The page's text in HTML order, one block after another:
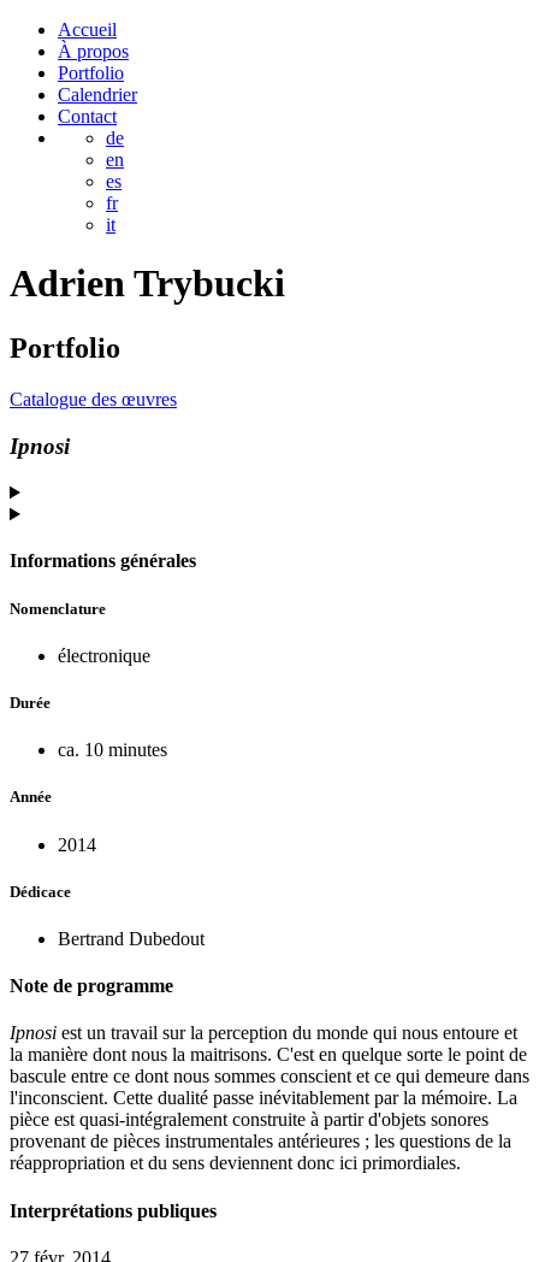
Accueil
À propos
Portfolio
Calendrier
Contact
de
en
es
fr
it
AdrienTrybucki
Portfolio
Catalogue des œuvres
Ipnosi
Informations générales
Nomenclature
électronique
Durée
ca. 10 minutes
Année
2014
Dédicace
Bertrand Dubedout
Note de programme
Ipnosi est un travail sur la perception du monde qui nous entoure et
la manière dont nous la maitrisons. C'est en quelque sorte le point de
bascule entre ce dont nous sommes conscient et ce qui demeure dans
l'inconscient. Cette dualité passe inévitablement par la mémoire. La
pièce est quasi-intégralement construite à partir d'objets sonores
provenant de pièces instrumentales antérieures ; les questions de la
réappropriation et du sens deviennent donc ici primordiales.
Interprétations publiques
27 févr. 2014